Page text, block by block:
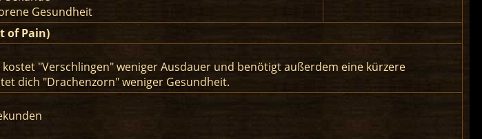
Gesundheit
of Pain)
kostet "Verschlingen" weniger Ausdauer und benötigt außerdem eine kürzere
dich "Drachenzorn" weniger Gesundheit.